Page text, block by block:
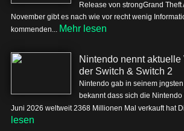
Release von strongGrand Theft
November gibt es nach wie vor recht wenig
kommenden... Mehr lesen
Nintendo nennt aktuelle
der Switch & Switch 2
Nintendo gab in seinem
bekannt dass sich die
Juni 2026 weltweit 2368 Millionen Mal verkauft hat
lesen